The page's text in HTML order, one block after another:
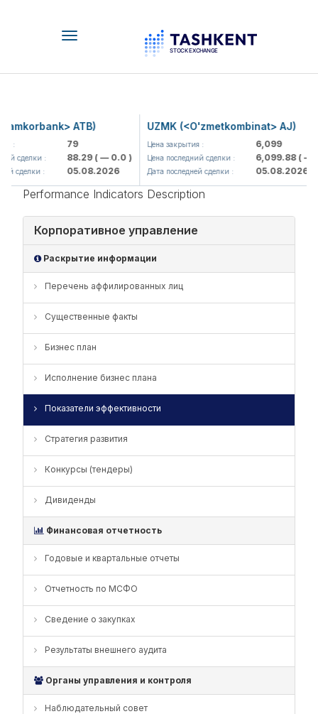
Toggle
ATB)
79
сделки : 88.29( — 0.0 )
сделки : 05.08.2026
UZMK (<O'zmetkombinat> AJ)
Цена закрытия : 6,099
Цена последний сделки : 6,099.88( —
Дата последней сделки : 05.08.2026
Performance Indicators Description
Корпоративное управление
Раскрытие информации
Перечень аффилированных лиц
Существенные факты
Бизнес план
Исполнение бизнес плана
Показатели эффективности
Стратегия развития
Конкурсы (тендеры)
Дивиденды
Финансовая отчетность
Годовые и квартальные отчеты
Отчетность по МСФО
Сведение о закупках
Результаты внешнего аудита
Органы управления и контроля
Наблюдательный совет